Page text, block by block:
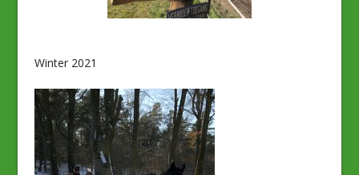
Winter 2021